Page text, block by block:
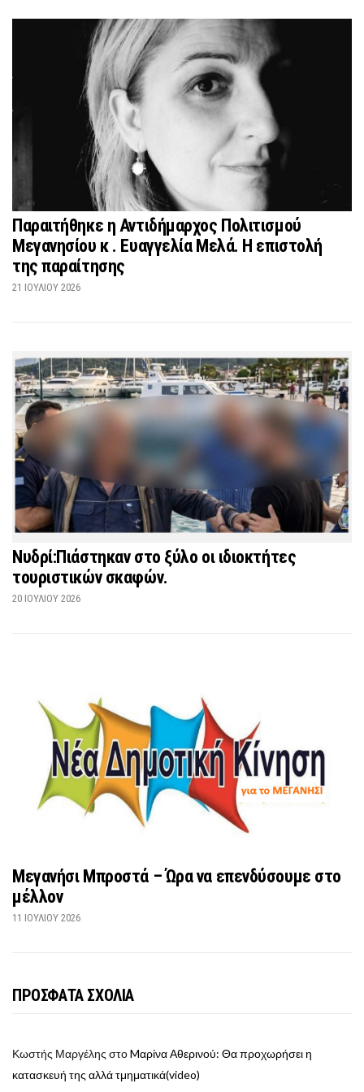
Παραιτήθηκε η Αντιδήμαρχος Πολιτισμού
Μεγανησίου κ . Ευαγγελία Μελά. Η επιστολή
της παραίτησης
21 ΙΟΥΛΊΟΥ 2026
Νυδρί:Πιάστηκαν στο ξύλο οι ιδιοκτήτες
τουριστικών σκαφών.
20 ΙΟΥΛΊΟΥ 2026
Μεγανήσι Μπροστά – Ώρα να επενδύσουμε στο
μέλλον
11 ΙΟΥΛΊΟΥ 2026
ΠΡΟΣΦΑΤΑ ΣΧΟΛΙΑ
Κωστής Μαργέλης στοMαρίνα Αθερινού: Θα προχωρήσει η
κατασκευή της αλλά τμηματικά(video)